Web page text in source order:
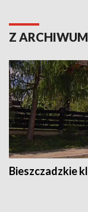
Z
Bieszczadzkie